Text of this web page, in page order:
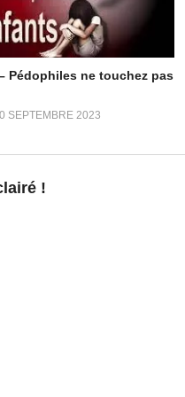
aux enfants victimes
ans aux USA, période
Il ramenait une partie de ce
Pédophiles ne touchez pas
SEPTEMBRE 2023
!